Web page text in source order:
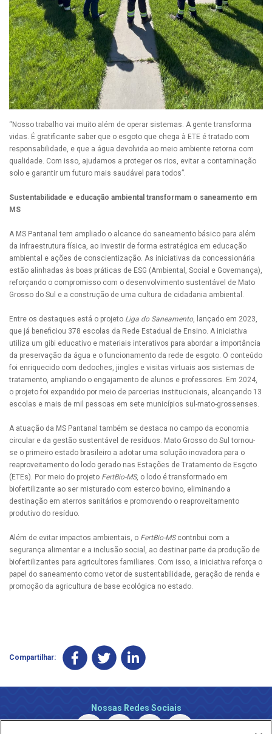
“Nosso trabalho vai muito além de operar sistemas. A gente transforma
vidas. É gratificante saber que o esgoto que chega à ETE é tratado com
responsabilidade, e que a água devolvida ao meio ambiente retorna com
qualidade. Com isso, ajudamos a proteger os rios, evitar a contaminação
solo e garantir um futuro mais saudável para todos”.
Sustentabilidade e educação ambiental transformam o saneamento em
MS
A MS Pantanal tem ampliado o alcance do saneamento básico para além
da infraestrutura física, ao investir de forma estratégica em educação
ambiental e ações de conscientização. As iniciativas da concessionária
estão alinhadas às boas práticas de ESG (Ambiental, Social e Governança),
reforçando o compromisso com o desenvolvimento sustentável de Mato
Grosso do Sul e a construção de uma cultura de cidadania ambiental.
Entre os destaques está o projeto Liga do Saneamento, lançado em 2023,
que já beneficiou 378 escolas da Rede Estadual de Ensino. A iniciativa
utiliza um gibi educativo e materiais interativos para abordar a importância
da preservação da água e o funcionamento da rede de esgoto. O conteúdo
foi enriquecido com dedoches, jingles e visitas virtuais aos sistemas de
tratamento, ampliando o engajamento de alunos e professores. Em 2024,
o projeto foi expandido por meio de parcerias institucionais, alcançando 13
escolas e mais de mil pessoas em sete municípios sul-mato-grossenses.
A atuação da MS Pantanal também se destaca no campo da economia
circular e da gestão sustentável de resíduos. Mato Grosso do Sul tornou-
se o primeiro estado brasileiro a adotar uma solução inovadora para o
reaproveitamento do lodo gerado nas Estações de Tratamento de Esgoto
(ETEs). Por meio do projeto FertBio-MS, o lodo é transformado em
biofertilizante ao ser misturado com esterco bovino, eliminando a
destinação em aterros sanitários e promovendo o reaproveitamento
produtivo do resíduo.
Além de evitar impactos ambientais, o FertBio-MScontribui com a
segurança alimentar e a inclusão social, ao destinar parte da produção de
biofertilizantes para agricultores familiares. Com isso, a iniciativa reforça o
papel do saneamento como vetor de sustentabilidade, geração de renda e
promoção da agricultura de base ecológica no estado.
Compartilhar:
Nossas Redes Sociais